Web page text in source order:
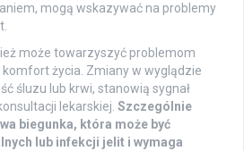
mogą wskazywać na problemy
może towarzyszyć problemom
życia. Zmiany w wyglądzie
śluzu lub krwi, stanowią sygnał
lekarskiej. Szczególnie
biegunka, która może być
lub infekcji jelit i wymaga